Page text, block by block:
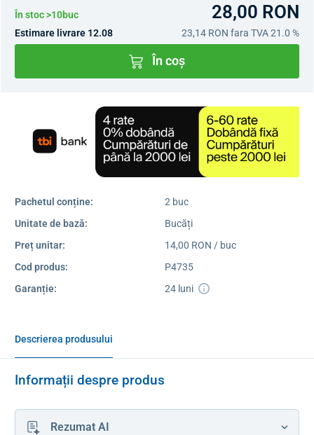
În stoc >10buc 28,00 RON
Estimare livrare 12.08 23,14 RON fara TVA 21.0 %
În coș
Pachetul conține:
2 buc
Unitate de bază:
Bucăți
Preț unitar:
14,00 RON / buc
Cod produs:
P4735
Garanție:
24 luni
Descrierea produsului
Informații despre produs
Rezumat AI